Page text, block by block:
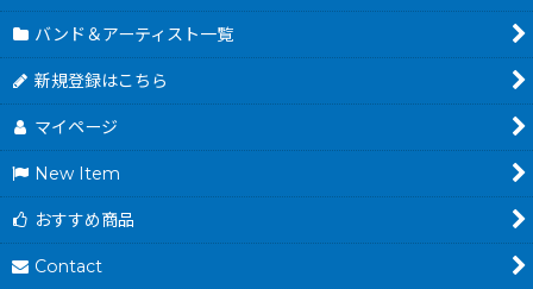
バンド＆アーティスト一覧
新規登録はこちら
マイページ
New Item
おすすめ商品
Contact